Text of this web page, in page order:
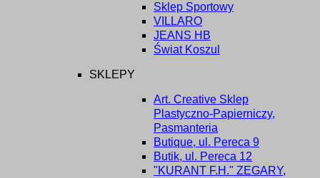
Sklep Sportowy
VILLARO
JEANS HB
Świat Koszul
SKLEPY
Art. Creative Sklep
Plastyczno-Papierniczy,
Pasmanteria
Butique, ul. Pereca 9
Butik, ul. Pereca 12
"KURANT F.H." ZEGARY,